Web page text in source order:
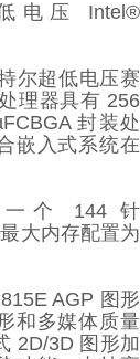
低电压 Intel®
尔超低电压赛
理器具有 256
封装处
嵌入式系统在
一个 144 针
大内存配置为
AGP 图形
和多媒体质量
2D/3D 图形加